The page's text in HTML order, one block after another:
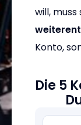
will, muss
Konto,
Die 5